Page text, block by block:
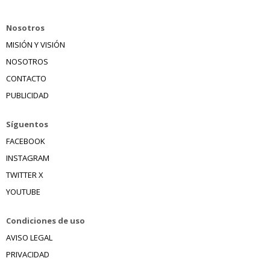
Nosotros
MISIÓN Y VISIÓN
NOSOTROS
CONTACTO
PUBLICIDAD
Síguentos
FACEBOOK
INSTAGRAM
TWITTER X
YOUTUBE
Condiciones de uso
AVISO LEGAL
PRIVACIDAD